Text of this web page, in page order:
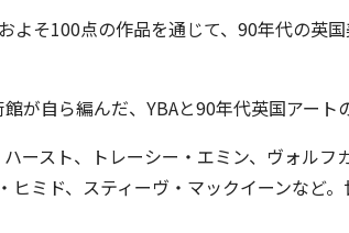
よそ100点の作品を通じて、90年代の英
が自ら編んだ、YBAと90年代英国アート
ースト、トレーシー・エミン、ヴォルフ
ヒミド、スティーヴ・マックイーンなど